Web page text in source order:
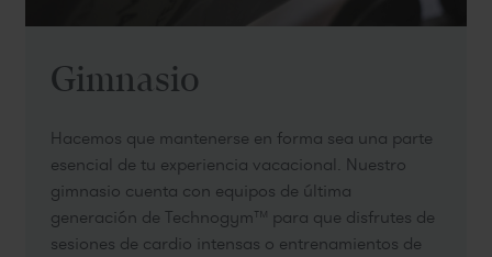
Gimnasio
Hacemos que mantenerse en forma sea una parte
esencial de tu experiencia vacacional. Nuestro
gimnasio cuenta con equipos de última
generación de Technogym™ para que disfrutes de
sesiones de cardio intensas o entrenamientos de